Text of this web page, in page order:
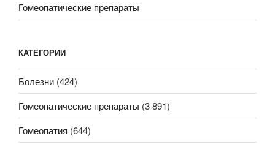
Гомеопатические препараты
КАТЕГОРИИ
Болезни (424)
Гомеопатические препараты (3 891)
Гомеопатия (644)